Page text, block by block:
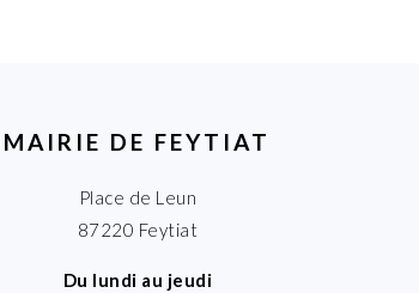
MAIRIE DE FEYTIAT
Place de Leun
87220 Feytiat
Du lundi au jeudi